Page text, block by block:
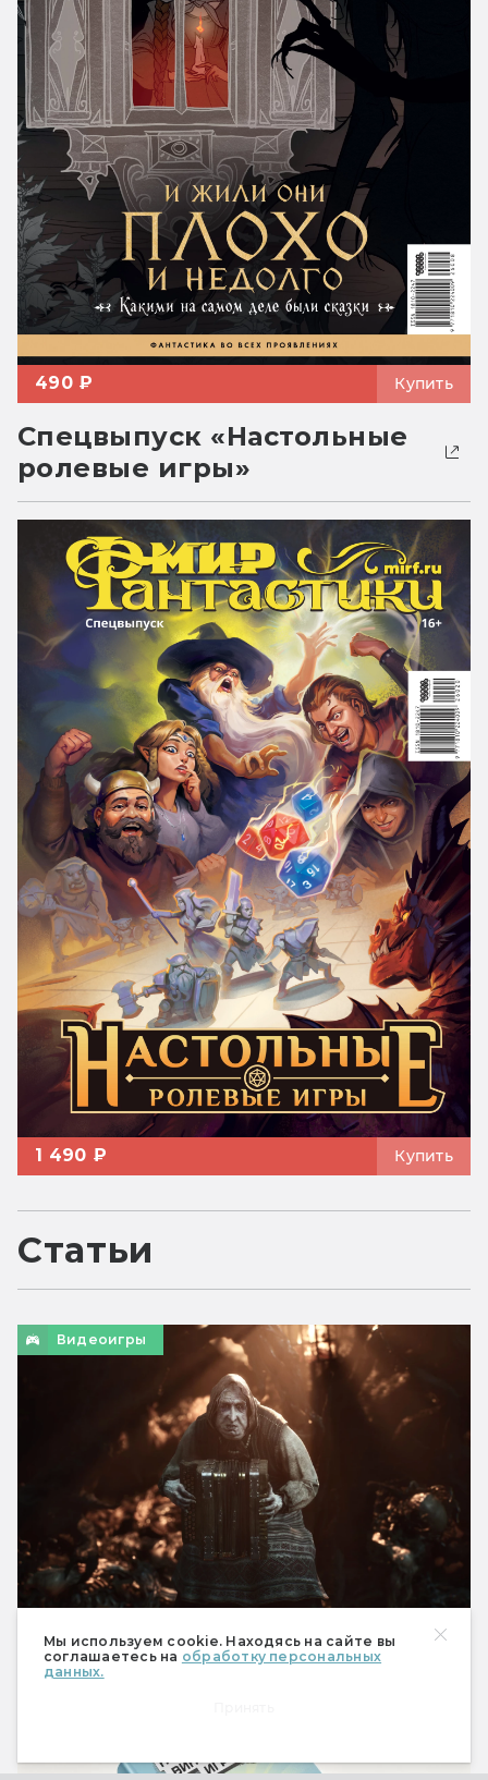
Мы используем cookie. Находясь на сайте вы
соглашаетесь на обработку персональных
данных.
490 ₽ Купить
Спецвыпуск «Настольные
ролевые игры»
1 490 ₽ Купить
Статьи
Видеоигры
Во что поиграть в августе 2026-го?